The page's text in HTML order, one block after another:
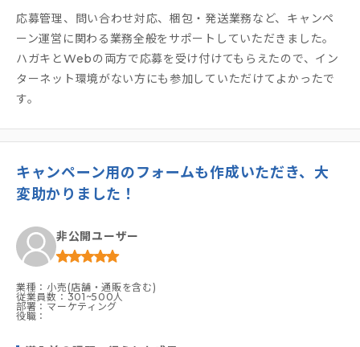
応募管理、問い合わせ対応、梱包・発送業務など、キャンペ
ーン運営に関わる業務全般をサポートしていただきました。
ハガキとWebの両方で応募を受け付けてもらえたので、イン
ターネット環境がない方にも参加していただけてよかったで
す。
キャンペーン用のフォームも作成いただき、大
変助かりました！
非公開ユーザー
業種：小売(店舗・通販を含む)
従業員数：301~500人
部署：マーケティング
役職：